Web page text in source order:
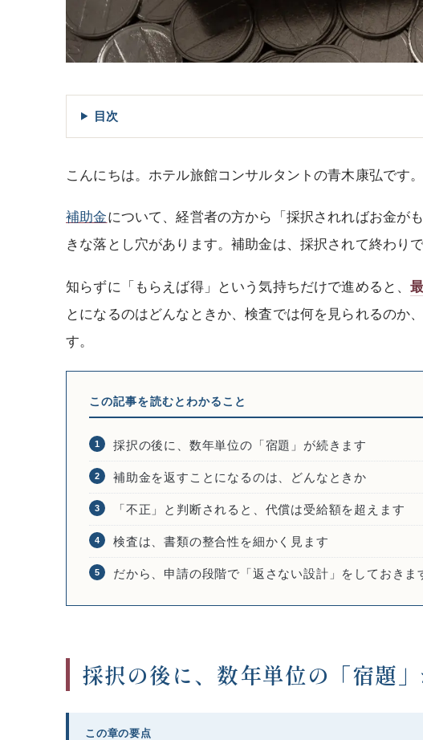
目次
こんにちは。ホテル旅館コンサルタントの青木康弘です。
補助金について、経営者の方から「採択されればお金が
きな落とし穴があります。補助金は、採択されて終わり
知らずに「もらえば得」という気持ちだけで進めると、
とになるのはどんなときか、検査では何を見られるのか
す。
この記事を読むとわかること
1 採択の後に、数年単位の「宿題」が続きます
2 補助金を返すことになるのは、どんなときか
3 「不正」と判断されると、代償は受給額を超えます
4 検査は、書類の整合性を細かく見ます
5 だから、申請の段階で「返さない設計」をしておきま
採択の後に、数年単位の「宿題
この章の要点